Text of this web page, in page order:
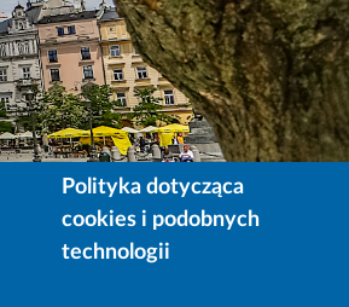
Polityka dotycząca
cookies i podobnych
technologii